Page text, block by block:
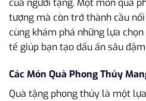
của người tặng. Một món quà
tượng mà còn trở thành cầu
cùng khám phá những lựa
tế giúp bạn tạo dấu ấn sâu
Các Món Quà Phong Thủy
Quà tặng phong thủy là một